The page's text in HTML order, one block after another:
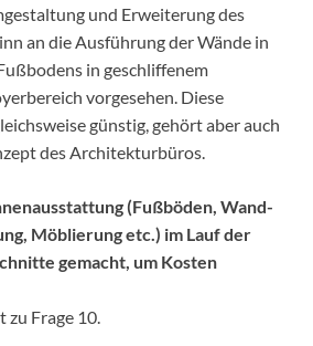
und Erweiterung des
an die Ausführung der Wände in
in geschliffenem
vorgesehen. Diese
günstig, gehört aber auch
des Architekturbüros.
(Fußböden, Wand-
Möblierung etc.) im Lauf der
gemacht, um Kosten
zu Frage 10.